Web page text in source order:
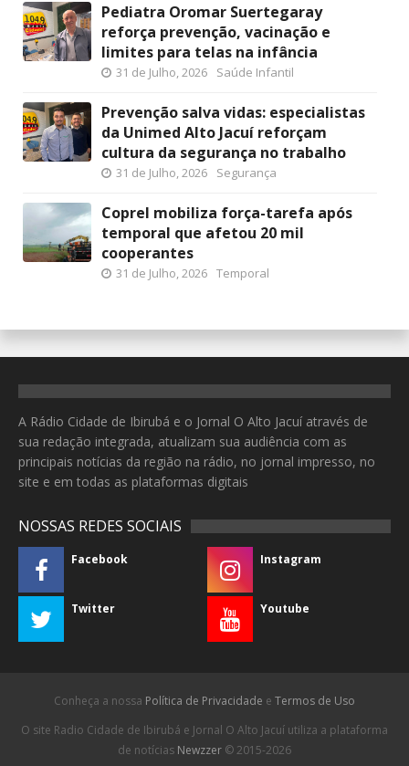
Pediatra Oromar Suertegaray
reforça prevenção, vacinação e
limites para telas na infância
31 de Julho, 2026 Saúde Infantil
Prevenção salva vidas: especialistas
da Unimed Alto Jacuí reforçam
cultura da segurança no trabalho
31 de Julho, 2026 Segurança
Coprel mobiliza força-tarefa após
temporal que afetou 20 mil
cooperantes
31 de Julho, 2026 Temporal
A Rádio Cidade de Ibirubá e o Jornal O Alto Jacuí através de
sua redação integrada, atualizam sua audiência com as
principais notícias da região na rádio, no jornal impresso, no
site e em todas as plataformas digitais
NOSSAS REDES SOCIAIS
Facebook Instagram
Twitter Youtube
Conheça a nossa Política de Privacidade e Termos de Uso
O site Radio Cidade de Ibirubá e Jornal O Alto Jacuí utiliza a plataforma
de notícias Newzzer © 2015-2026